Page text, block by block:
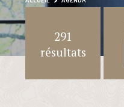
291
résultats